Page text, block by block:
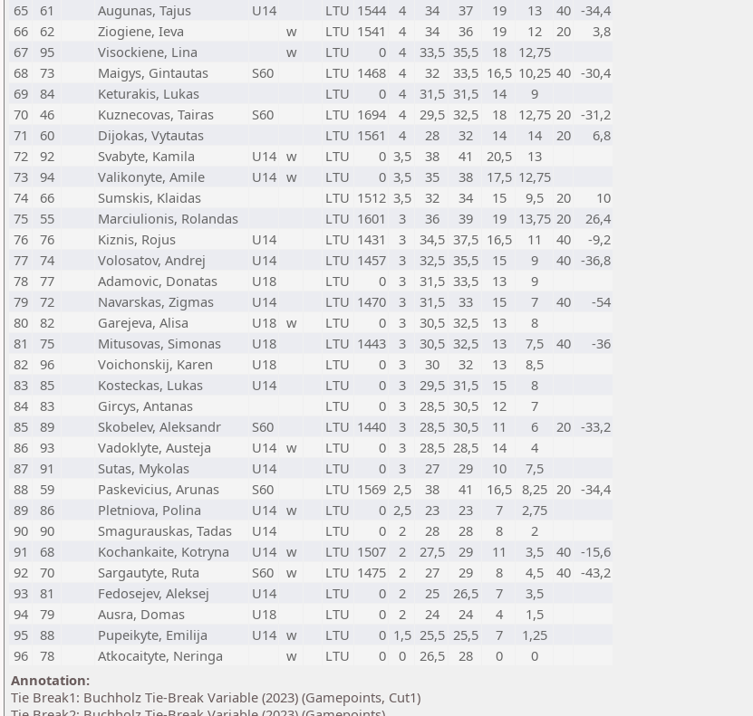
65
61 Augunas, Tajus U14 LTU 1544 4 34 37 19 13 40 -34,4
66
62 Ziogiene, Ieva w LTU 1541 4 34 36 19 12 20
3,8
67
95 Visockiene, Lina w LTU 0 4 33,5 35,5 18
12,75
68
73 Maigys, Gintautas S60 LTU 1468 4 32 33,5 16,5 10,25 40 -30,4
69
84 Keturakis, Lukas LTU 0 4 31,5 31,5 14
9
70
46 Kuznecovas, Tairas S60 LTU 1694 4 29,5 32,5 18 12,75 20 -31,2
71
60 Dijokas, Vytautas LTU 1561 4 28 32 14 14 20
6,8
72
92 Svabyte, Kamila U14 w LTU 0 3,5 38 41 20,5
13
73
94 Valikonyte, Amile U14 w LTU 0 3,5 35 38 17,5 12,75
74
66 Sumskis, Klaidas LTU 1512 3,5 32 34 15 9,5 20
10
75
55 Marciulionis, Rolandas LTU 1601 3 36 39 19 13,75 20
26,4
76
76 Kiznis, Rojus U14 LTU 1431 3 34,5 37,5 16,5 11 40
-9,2
77
74 Volosatov, Andrej U14 LTU 1457 3 32,5 35,5 15 9 40 -36,8
78
77 Adamovic, Donatas U18 LTU 0 3 31,5 33,5 13
9
79
72 Navarskas, Zigmas U14 LTU 1470 3 31,5 33 15 7 40
-54
80
82 Garejeva, Alisa U18 w LTU 0 3 30,5 32,5 13
8
81
75 Mitusovas, Simonas U18 LTU 1443 3 30,5 32,5 13 7,5 40
-36
82
96 Voichonskij, Karen U18 LTU 0 3 30 32 13
8,5
83
85 Kosteckas, Lukas U14 LTU 0 3 29,5 31,5 15
8
84
83 Gircys, Antanas LTU 0 3 28,5 30,5 12
7
85
89 Skobelev, Aleksandr S60 LTU 1440 3 28,5 30,5 11 6 20 -33,2
86
93 Vadoklyte, Austeja U14 w LTU 0 3 28,5 28,5 14
4
87
91 Sutas, Mykolas U14 LTU 0 3 27 29 10
7,5
88
59 Paskevicius, Arunas S60 LTU 1569 2,5 38 41 16,5 8,25 20 -34,4
89
86 Pletniova, Polina U14 w LTU 0 2,5 23 23 7
2,75
90
90 Smagurauskas, Tadas U14 LTU 0 2 28 28 8
2
91
68 Kochankaite, Kotryna U14 w LTU 1507 2 27,5 29 11 3,5 40 -15,6
92
70 Sargautyte, Ruta S60 w LTU 1475 2 27 29 8 4,5 40 -43,2
93
81 Fedosejev, Aleksej U14 LTU 0 2 25 26,5 7
3,5
94
79 Ausra, Domas U18 LTU 0 2 24 24 4
1,5
95
88 Pupeikyte, Emilija U14 w LTU 0 1,5 25,5 25,5 7
1,25
96
78 Atkocaityte, Neringa w LTU 0 0 26,5 28 0
0
Annotation:
Tie Break1: Buchholz Tie-Break Variable (2023) (Gamepoints, Cut1)